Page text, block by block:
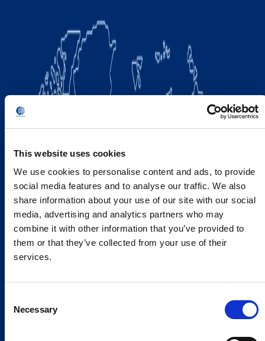
This website uses cookies
We use cookies to personalise content and ads, to provide
social media features and to analyse our traffic. We also
share information about your use of our site with our social
media, advertising and analytics partners who may
combine it with other information that you’ve provided to
them or that they’ve collected from your use of their
services.
Selection
Necessary